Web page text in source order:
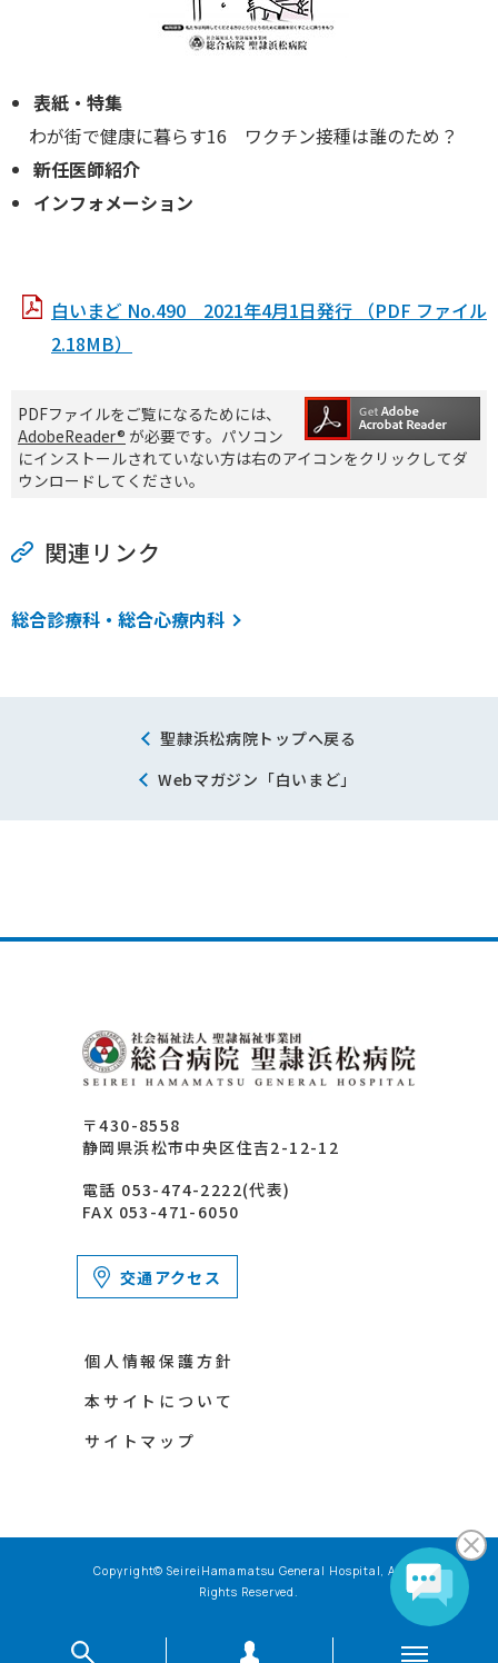
表紙・特集
わが街で健康に暮らす16 ワクチン接種は誰のため？
新任医師紹介
インフォメーション
白いまど No.490 2021年4月1日発行 （PDF ファイル
2.18MB）
PDFファイルをご覧になるためには、
AdobeReader® が必要です。パソコン
にインストールされていない方は右のアイコンをクリックしてダ
ウンロードしてください。
関連リンク
総合診療科・総合心療内科
Webマガジン「白いまど」
聖隷浜松病院トップへ戻る
〒430-8558
静岡県浜松市中央区住吉2-12-12
電話 053-474-2222(代表)
FAX 053-471-6050
交通アクセス
個人情報保護方針
本サイトについて
サイトマップ
Copyright© SeireiHamamatsu General Hospital, All
Rights Reserved.